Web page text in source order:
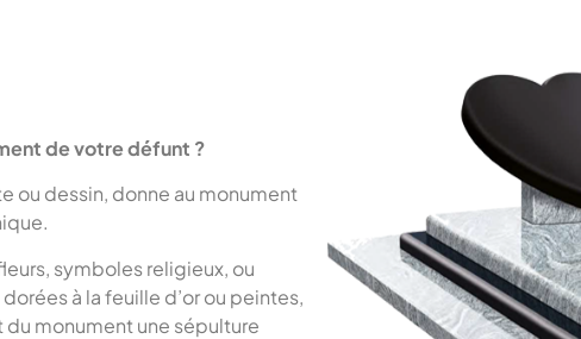
de votre défunt ?
ou dessin, donne au monument
symboles religieux, ou
à la feuille d’or ou peintes,
monument une sépulture